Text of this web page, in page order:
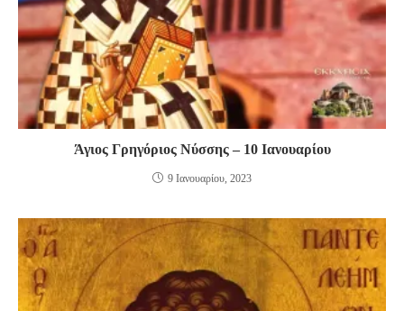
Άγιος Γρηγόριος Νύσσης – 10 Ιανουαρίου
9 Ιανουαρίου, 2023